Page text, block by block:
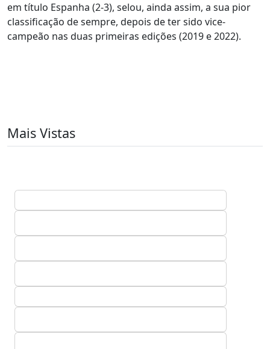
em título Espanha (2-3), selou, ainda assim, a sua pior
classificação de sempre, depois de ter sido vice-
campeão nas duas primeiras edições (2019 e 2022).
Mais Vistas